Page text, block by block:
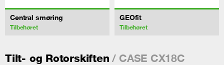
Central smøring
Tilbehøret
GEOfit
Tilbehøret
Tilt- og Rotorskiften / CASE CX18C